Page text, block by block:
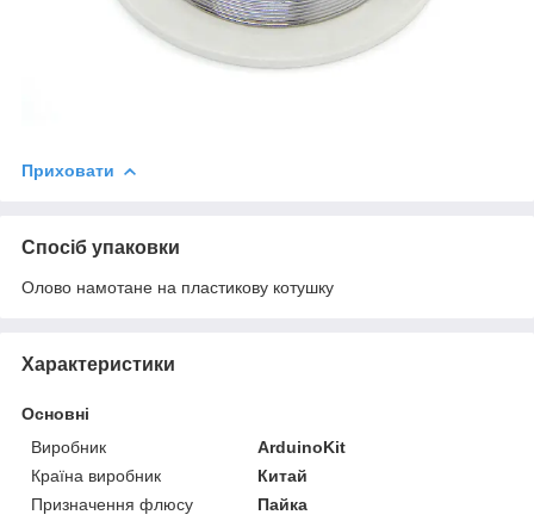
Приховати
Спосіб упаковки
Олово намотане на пластикову котушку
Характеристики
Основні
Виробник
ArduinoKit
Країна виробник
Китай
Призначення флюсу
Пайка